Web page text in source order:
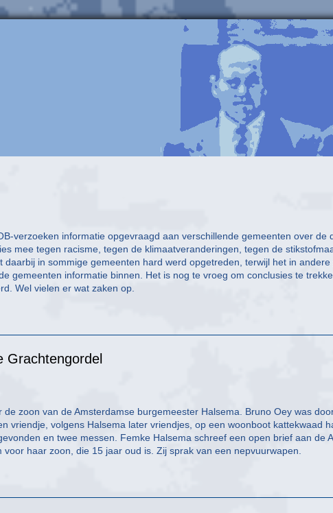
verzoeken informatie opgevraagd aan verschillende gemeenten over de
mee tegen racisme, tegen de klimaatveranderingen, tegen de
in sommige gemeenten hard werd opgetreden, terwijl het in andere
gemeenten informatie binnen. Het is nog te vroeg om conclusies te
Wel vielen er wat zaken op.
Grachtengordel
zoon van de Amsterdamse burgemeester Halsema. Bruno Oey was
vriendje, volgens Halsema later vriendjes, op een woonboot kattekwaad
en twee messen. Femke Halsema schreef een open brief aan de
haar zoon, die 15 jaar oud is. Zij sprak van een nepvuurwapen.